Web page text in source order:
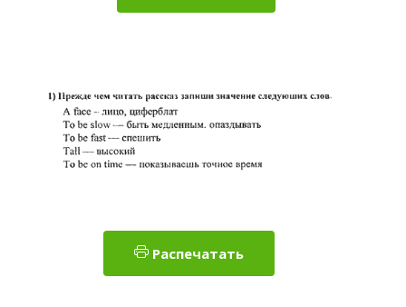
Распечатать